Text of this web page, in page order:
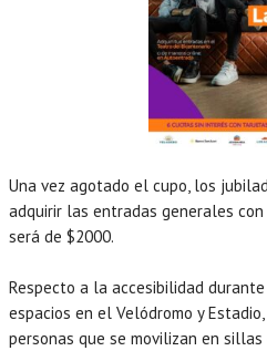
Una vez agotado el cupo, los
adquirir las entradas generales
será de $2000.
Respecto a la accesibilidad
espacios en el Velódromo y
personas que se movilizan en sillas